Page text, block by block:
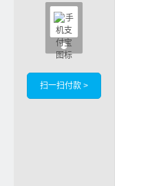

扫一扫付款 >